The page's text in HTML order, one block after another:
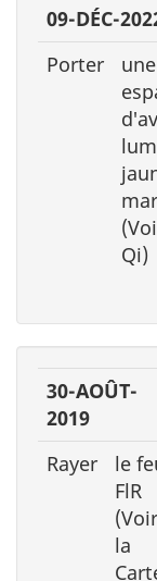
09-DÉC-
Porter
Qi)
30-AOÛT-
2019
Rayer
le
FlR
(Voir
la